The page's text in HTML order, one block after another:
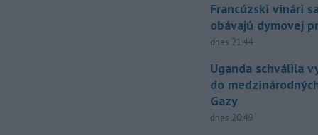
Francúzski vinári
obávajú dymovej
dnes 21:44
Uganda schválila
do
Gazy
dnes 20:49